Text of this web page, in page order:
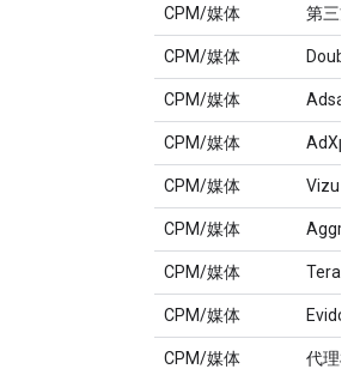
CPM/媒体 第三
CPM/媒体
CPM/媒体
CPM/媒体
CPM/媒体 Vizu
CPM/媒体
CPM/媒体
CPM/媒体 Evidon
CPM/媒体 代理